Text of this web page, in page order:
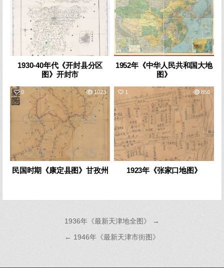
1930-40年代《开封县分区
图》开封市
1952年《中华人民共和国大地
图》
0 1023
民国时期《康定县图》甘孜州
1 856
1923年《张家口地图》
航
1936年《最新天津地全图》 →
← 1946年《最新天津市街图》